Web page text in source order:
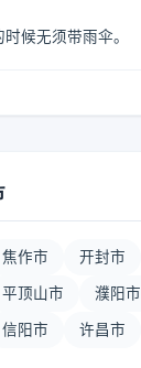
候无须带雨伞。
焦作市 开封市
平顶山市 濮阳市
信阳市 许昌市